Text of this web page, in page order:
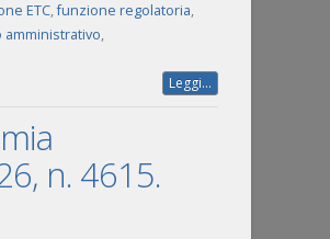
ETC,funzione regolatoria,
,
Leggi...
n. 4615.